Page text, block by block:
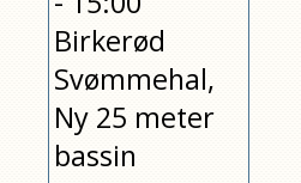
Birkerød
Svømmehal,
Ny 25 meter
bassin